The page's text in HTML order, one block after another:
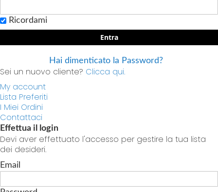
Ricordami
Entra
Hai dimenticato la Password?
Sei un nuovo cliente? Clicca qui.
My account
Lista Preferiti
I Miei Ordini
Contattaci
Effettua il login
Devi aver effettuato l'accesso per gestire la tua lista
dei desideri.
Email